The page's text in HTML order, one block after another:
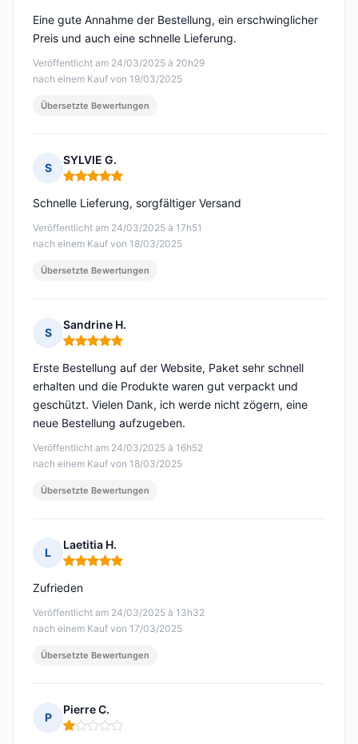
Veröffentlicht am 24/03/2025 à 20h29
nach einem Kauf von 19/03/2025
Eine gute Annahme der Bestellung, ein erschwinglicher
Preis und auch eine schnelle Lieferung.
Übersetzte Bewertungen
S
SYLVIE G.
Hinweis: 5 von 5
Veröffentlicht am 24/03/2025 à 17h51
nach einem Kauf von 18/03/2025
Schnelle Lieferung, sorgfältiger Versand
Übersetzte Bewertungen
S
Sandrine H.
Hinweis: 5 von 5
Veröffentlicht am 24/03/2025 à 16h52
nach einem Kauf von 18/03/2025
Erste Bestellung auf der Website, Paket sehr schnell
erhalten und die Produkte waren gut verpackt und
geschützt. Vielen Dank, ich werde nicht zögern, eine
neue Bestellung aufzugeben.
Übersetzte Bewertungen
L
Laetitia H.
Hinweis: 5 von 5
Veröffentlicht am 24/03/2025 à 13h32
nach einem Kauf von 17/03/2025
Zufrieden
Übersetzte Bewertungen
P
Pierre C.
Hinweis: 1 von 5